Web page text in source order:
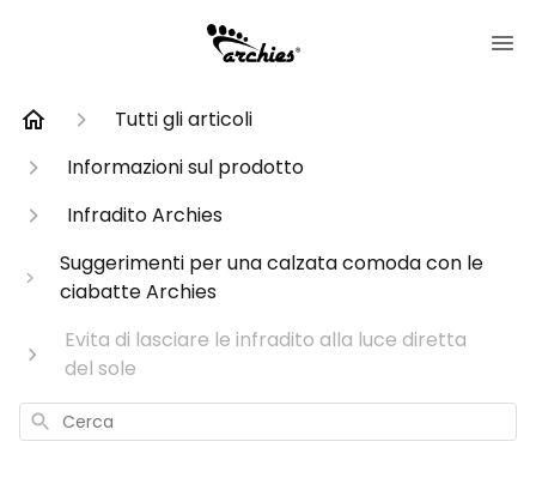
Tutti gli articoli
Informazioni sul prodotto
Infradito Archies
Suggerimenti per una calzata comoda con le
ciabatte Archies
Evita di lasciare le infradito alla luce diretta
del sole
Cerca